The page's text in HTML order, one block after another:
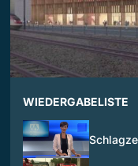
WIEDERGABELISTE